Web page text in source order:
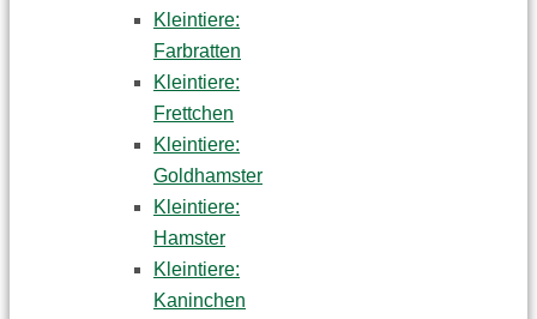
Kleintiere:
Farbratten
Kleintiere:
Frettchen
Kleintiere:
Goldhamster
Kleintiere:
Hamster
Kleintiere:
Kaninchen